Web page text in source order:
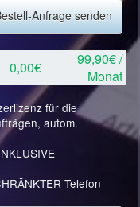
Anfrage senden
0,00€
99,90€ /
Monat
für die
autom.
Telefon